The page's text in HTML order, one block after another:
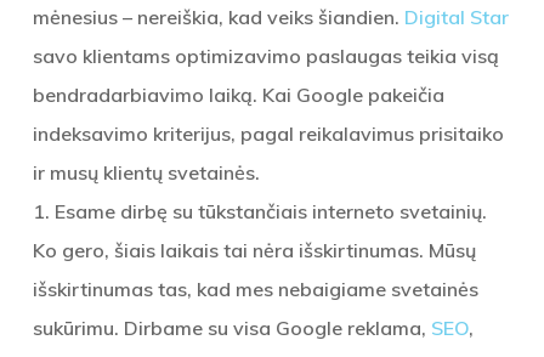
mėnesius – nereiškia, kad veiks šiandien. Digital Star
savo klientams optimizavimo paslaugas teikia visą
bendradarbiavimo laiką. Kai Google pakeičia
indeksavimo kriterijus, pagal reikalavimus prisitaiko
ir musų klientų svetainės.
1. Esame dirbę su tūkstančiais interneto svetainių.
Ko gero, šiais laikais tai nėra išskirtinumas. Mūsų
išskirtinumas tas, kad mes nebaigiame svetainės
sukūrimu. Dirbame su visa Google reklama, SEO,